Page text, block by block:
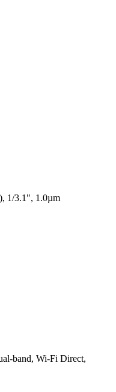
1/3.1", 1.0µm
band, Wi-Fi Direct,